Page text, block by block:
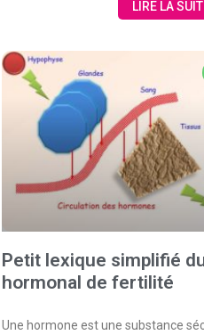
LIRE LA
Petit lexique simplifié
hormonal de fertilité
Une hormone est une substance